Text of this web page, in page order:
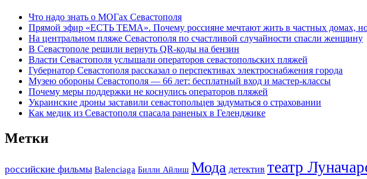
Что надо знать о МОГах Севастополя
Прямой эфир «ЕСТЬ ТЕМА». Почему россияне мечтают жить в частных домах, но
На центральном пляже Севастополя по счастливой случайности спасли женщину
В Севастополе решили вернуть QR-коды на бензин
Власти Севастополя услышали операторов севастопольских пляжей
Губернатор Севастополя рассказал о перспективах электроснабжения города
Музею обороны Севастополя — 66 лет: бесплатный вход и мастер-классы
Почему меры поддержки не коснулись операторов пляжей
Украинские дроны заставили севастопольцев задуматься о страховании
Как медик из Севастополя спасала раненых в Геленджике
Метки
российские фильмы Balenciaga Билли Айлиш Мода детектив театр